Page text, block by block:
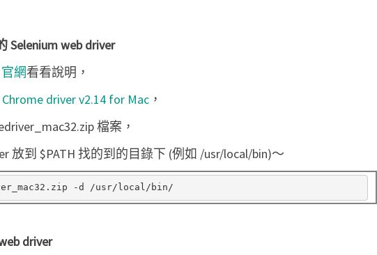
Selenium web driver
網看看說明，
Chrome driver v2.14 for Mac ，
檔案，
放到 $PATH 找的到的目錄下 (例如 /usr/local/bin)～
driver